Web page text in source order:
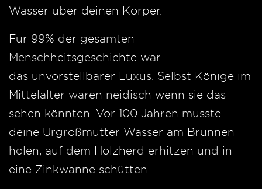
Wasser über deinen Körper.
Für 99% der gesamten
Menschheitsgeschichte war
das unvorstellbarer Luxus. Selbst Könige im
Mittelalter wären neidisch wenn sie das
sehen könnten. Vor 100 Jahren musste
deine Urgroßmutter Wasser am Brunnen
holen, auf dem Holzherd erhitzen und in
eine Zinkwanne schütten.